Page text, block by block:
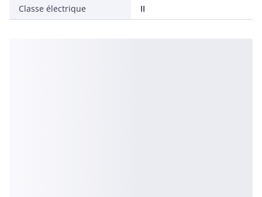
Classe électrique
II